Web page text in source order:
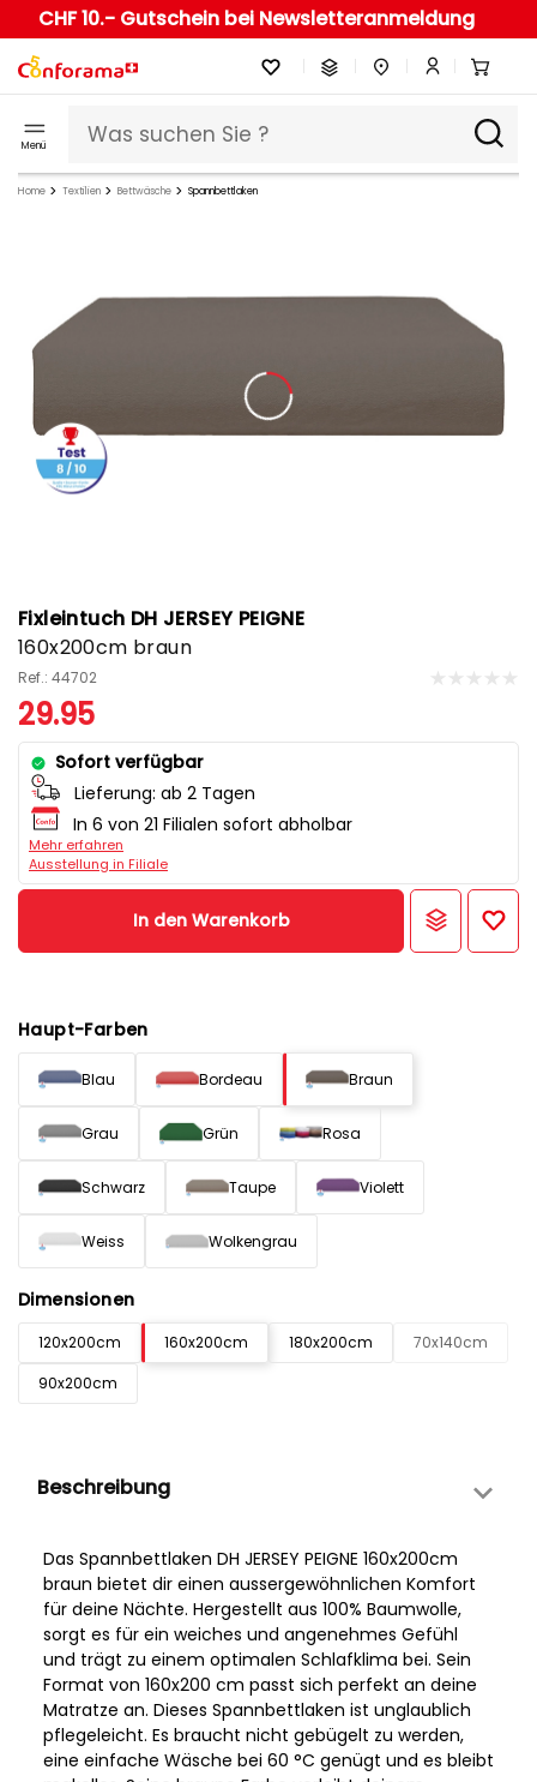
CHF 10.- Gutschein bei Newsletteranmeldung
Menü
Home Textilien Bettwäsche Spannbettlaken
Fixleintuch DH JERSEY PEIGNE
160x200cm braun
Ref.: 44702
29.95
Sofort verfügbar
Lieferung: ab 2 Tagen
In 6 von 21 Filialen sofort abholbar
Mehr erfahren
Ausstellung in Filiale
In den Warenkorb
Haupt-Farben
Blau Bordeau Braun
Grau Grün Rosa
Schwarz Taupe Violett
Weiss Wolkengrau
Dimensionen
120x200cm 160x200cm 180x200cm
70x140cm
90x200cm
Beschreibung
Das Spannbettlaken DH JERSEY PEIGNE 160x200cm
braun bietet dir einen aussergewöhnlichen Komfort
für deine Nächte. Hergestellt aus 100% Baumwolle,
sorgt es für ein weiches und angenehmes Gefühl
und trägt zu einem optimalen Schlafklima bei. Sein
Format von 160x200 cm passt sich perfekt an deine
Matratze an. Dieses Spannbettlaken ist unglaublich
pflegeleicht. Es braucht nicht gebügelt zu werden,
eine einfache Wäsche bei 60 °C genügt und es bleibt